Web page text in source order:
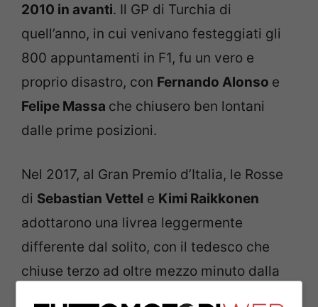
2010 in avanti. Il GP di Turchia di
quell’anno, in cui venivano festeggiati gli
800 appuntamenti in F1, fu un vero e
proprio disastro, con Fernando Alonso e
Felipe Massa che chiusero ben lontani
dalle prime posizioni.
Nel 2017, al Gran Premio d’Italia, le Rosse
di Sebastian Vettel e Kimi Raikkonen
adottarono una livrea leggermente
differente dal solito, con il tedesco che
chiuse terzo ad oltre mezzo minuto dalla